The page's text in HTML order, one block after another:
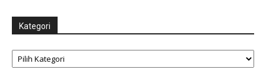
Kategori
Kategori